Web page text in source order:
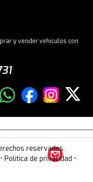
y vender vehículos con
reservados.
•Política de privacidad •